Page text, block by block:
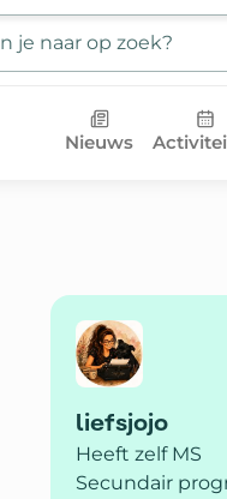
Nieuws
liefsjojo
Heeft zelf MS
Secundair